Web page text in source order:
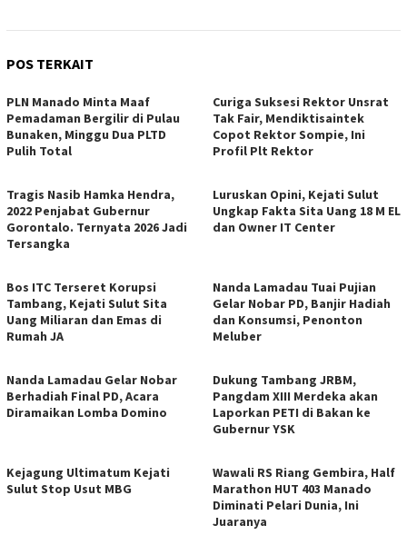
POS TERKAIT
PLN Manado Minta Maaf
Pemadaman Bergilir di Pulau
Bunaken, Minggu Dua PLTD
Pulih Total
Curiga Suksesi Rektor Unsrat
Tak Fair, Mendiktisaintek
Copot Rektor Sompie, Ini
Profil Plt Rektor
Tragis Nasib Hamka Hendra,
2022 Penjabat Gubernur
Gorontalo. Ternyata 2026 Jadi
Tersangka
Luruskan Opini, Kejati Sulut
Ungkap Fakta Sita Uang 18 M EL
dan Owner IT Center
Bos ITC Terseret Korupsi
Tambang, Kejati Sulut Sita
Uang Miliaran dan Emas di
Rumah JA
Nanda Lamadau Tuai Pujian
Gelar Nobar PD, Banjir Hadiah
dan Konsumsi, Penonton
Meluber
Nanda Lamadau Gelar Nobar
Berhadiah Final PD, Acara
Diramaikan Lomba Domino
Dukung Tambang JRBM,
Pangdam XIII Merdeka akan
Laporkan PETI di Bakan ke
Gubernur YSK
Kejagung Ultimatum Kejati
Sulut Stop Usut MBG
Wawali RS Riang Gembira, Half
Marathon HUT 403 Manado
Diminati Pelari Dunia, Ini
Juaranya